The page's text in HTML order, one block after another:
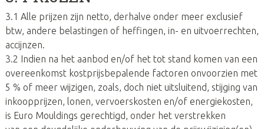
3.1 Alle prijzen zijn netto, derhalve onder meer exclusief
btw, andere belastingen of heffingen, in- en uitvoerrechten,
accijnzen.
3.2 Indien na het aanbod en/of het tot stand komen van een
overeenkomst kostprijsbepalende factoren onvoorzien met
5 % of meer wijzigen, zoals, doch niet uitsluitend, stijging van
inkoopprijzen, lonen, vervoerskosten en/of energiekosten,
is Euro Mouldings gerechtigd, onder het verstrekken